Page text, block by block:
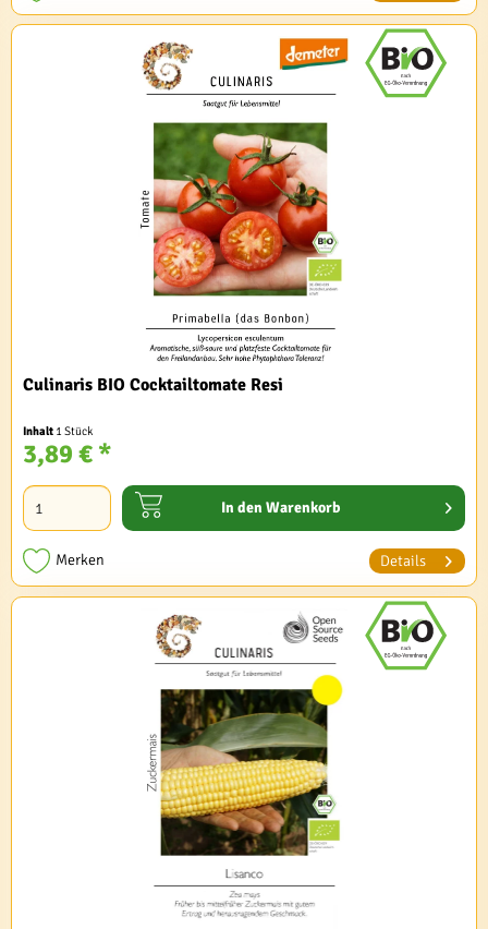
Culinaris BIO Cocktailtomate Resi
Inhalt 1 Stück
3,89 € *
In den Warenkorb
Merken Details